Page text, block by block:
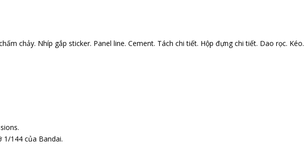
chảy. Nhíp gắp sticker. Panel line. Cement. Tách chi tiết. Hộp đựng chi tiết. Dao rọc. Kéo.
144 của Bandai.